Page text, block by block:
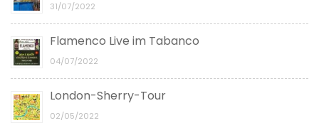
31/07/2022
Flamenco Live im Tabanco
04/07/2022
London-Sherry-Tour
02/05/2022